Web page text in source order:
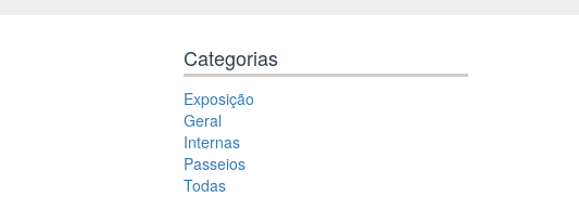
Categorias
Exposição
Geral
Internas
Passeios
Todas